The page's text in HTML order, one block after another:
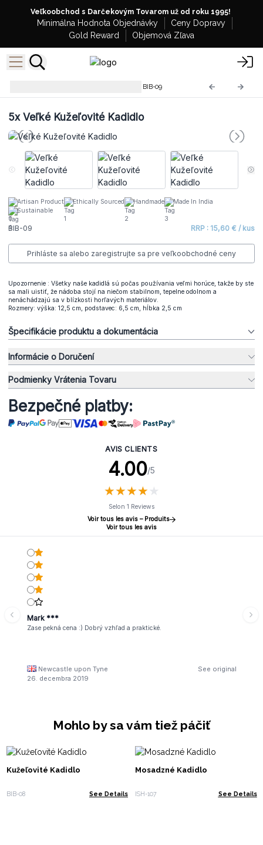
Veľkoobchod s Darčekovým Tovarom už od roku 1995!
Minimálna Hodnota Objednávky
Ceny Dopravy
Gold Reward
Objemová Zľava
BIB-09
5xVeľké Kužeľovité Kadidlo
Artisan Product Ethically Sourced Handmade
Made In India
Sustainable
BIB-09 RRP : 15,60 € / kus
Prihláste sa alebo zaregistrujte sa pre veľkoobchodné ceny
Upozornenie : Všetky naše kadidlá sú počas používania veľmi horúce, takže by ste
sa mali uistiť, že nádoba stojí na niečom stabilnom, tepelne odolnom a
nenáchádzajú sa v blízkosti horľavých materiálov.
Rozmery: výška: 12,5 cm, podstavec: 6,5 cm, hĺbka 2,5 cm
Špecifikácie produktu a dokumentácia
Informácie o Doručení
Podmienky Vrátenia Tovaru
Bezpečné platby:
AVIS CLIENTS
4.00/5
★★★★ ★
★★★★ ★
Selon 1 Reviews
Voir tous les avis – Produits
Voir tous les avis
Mark ***
Zase pekná cena :) Dobrý vzhľad a praktické.
Newcastle upon Tyne
See original
26. decembra 2019
Mohlo by sa vám tiež páčiť
Kužeľovité Kadidlo
BIB-08 See Details
Mosadzné Kadidlo
ISH-107 See Details